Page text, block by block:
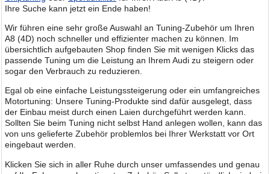
Ihre Suche kann jetzt ein Ende haben!
Wir führen eine sehr große Auswahl an Tuning-Zubehör um Ihren
A8 (4D) noch schneller und effizienter machen zu können. Im
übersichtlich aufgebauten Shop finden Sie mit wenigen Klicks das
passende Tuning um die Leistung an Ihrem Audi zu steigern oder
sogar den Verbrauch zu reduzieren.
Egal ob eine einfache Leistungssteigerung oder ein umfangreiches
Motortuning: Unsere Tuning-Produkte sind dafür ausgelegt, dass
der Einbau meist durch einen Laien durchgeführt werden kann.
Sollten Sie beim Tuning nicht selbst Hand anlegen wollen, kann das
von uns gelieferte Zubehör problemlos bei Ihrer Werkstatt vor Ort
eingebaut werden.
Klicken Sie sich in aller Ruhe durch unser umfassendes und genau